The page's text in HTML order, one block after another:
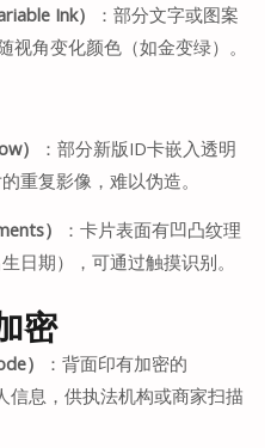
Ink）
：部分文字或图案
随视角变化颜色（如金变绿）。
）
：部分新版ID卡嵌入透明
重复影像，难以伪造。
）
：卡片表面有凹凸纹理
日期），可通过触摸识别。
密
）
：背面印有加密的
信息，供执法机构或商家扫描